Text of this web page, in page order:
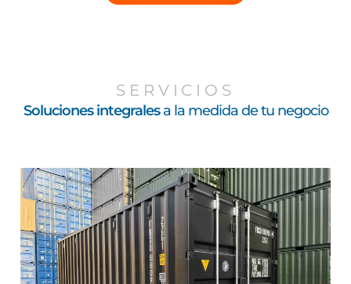
SERVICIOS
Soluciones integralesa la medida de tu negocio